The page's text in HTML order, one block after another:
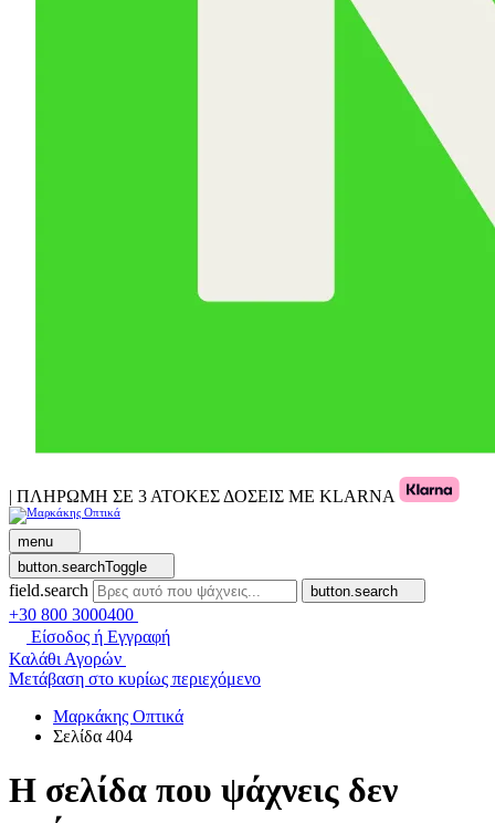
| ΠΛΗΡΩΜΗ ΣΕ 3 ΑΤΟΚΕΣ ΔΟΣΕΙΣ ΜΕ KLARNA
menu
button.searchToggle
field.search button.search
+30 800 3000400
Είσοδος ή Εγγραφή
Καλάθι Αγορών
Μετάβαση στο κυρίως περιεχόμενο
Μαρκάκης Οπτικά
Σελίδα 404
Η σελίδα που ψάχνεις δεν